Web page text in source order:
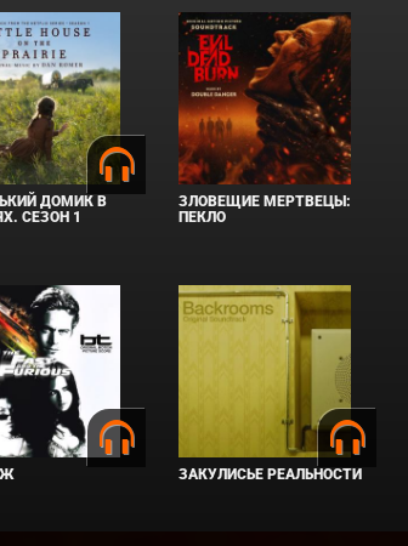
ДОМИК В
СЕЗОН 1
ЗЛОВЕЩИЕ МЕРТВЕЦЫ:
ПЕКЛО
ЗАКУЛИСЬЕ РЕАЛЬНОСТИ